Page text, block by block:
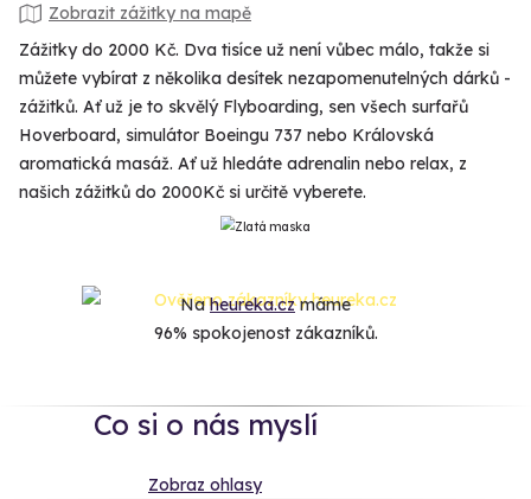
Zobrazit zážitky na mapě
Zážitky do 2000 Kč. Dva tisíce už není vůbec málo, takže si
můžete vybírat z několika desítek nezapomenutelných dárků -
zážitků. Ať už je to skvělý Flyboarding, sen všech surfařů
Hoverboard, simulátor Boeingu 737 nebo Královská
aromatická masáž. Ať už hledáte adrenalin nebo relax, z
našich zážitků do 2000Kč si určitě vyberete.
Naheureka.czmáme
96% spokojenost zákazníků.
Co si o nás myslí
Zobraz ohlasy